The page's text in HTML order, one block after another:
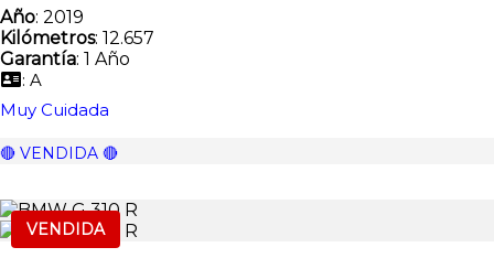
Año: 2019
Kilómetros: 12.657
Garantía: 1 Año
: A
Muy Cuidada
🔴 VENDIDA 🔴
VENDIDA